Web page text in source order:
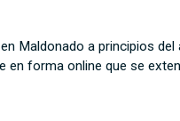
Maldonado a principios
en forma online que se